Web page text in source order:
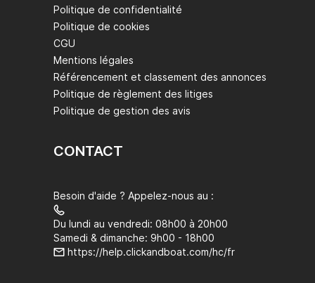
Politique de confidentialité
Politique de cookies
CGU
Mentions légales
Référencement et classement des annonces
Politique de règlement des litiges
Politique de gestion des avis
CONTACT
Besoin d'aide ? Appelez-nous au :
Du lundi au vendredi: 08h00 à 20h00
Samedi & dimanche: 9h00 - 18h00
https://help.clickandboat.com/hc/fr